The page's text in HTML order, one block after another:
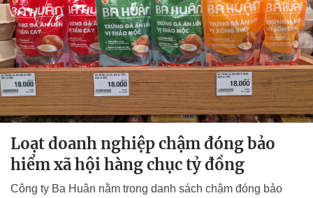
Loạt doanh nghiệp chậm đóng bảo
hiểm xã hội hàng chục tỷ đồng
Công ty Ba Huân nằm trong danh sách chậm đóng bảo